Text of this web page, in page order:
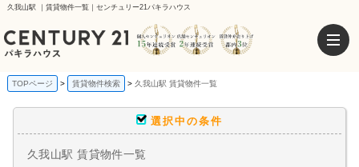
久我山駅 ｜賃貸物件一覧｜センチュリー21パキラハウス
TOPページ 賃貸物件検索 久我山駅 賃貸物件一覧
選択中の条件
久我山駅 賃貸物件一覧